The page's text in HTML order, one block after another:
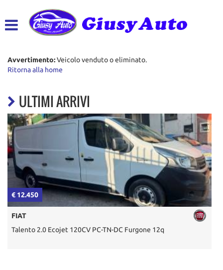
ACQUISTIAMO USATO
ASSISTENZA
CONTATTI
Avvertimento:Veicolo venduto o eliminato.
Ritorna alla home
ULTIMI ARRIVI
€ 12.450
FIAT
Talento 2.0 Ecojet 120CV PC-TN-DC Furgone 12q